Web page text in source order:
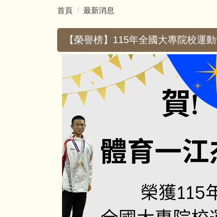
首頁 最新消息
【榮譽榜】115年全國大專院校運